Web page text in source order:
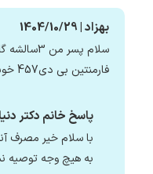
بهزاد | 1404/10/29
سلام پسر
فارمنتین بی دی457 خوبه بهش بدم
پاسخ خانم دکتر
با سلام خیر مصرف
به هیچ وجه توصیه